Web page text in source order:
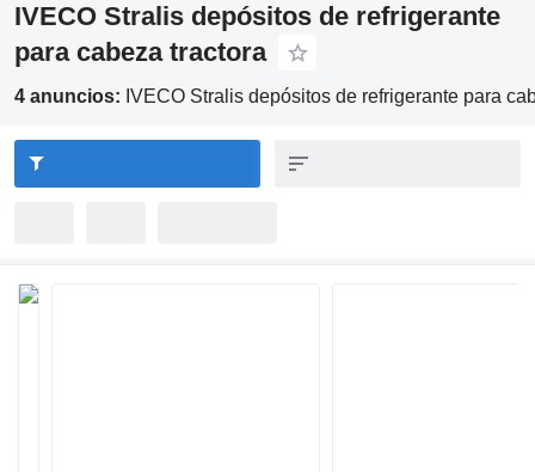
IVECO Stralis depósitos de refrigerante
para cabeza tractora
4 anuncios: IVECO Stralis depósitos de refrigerante para